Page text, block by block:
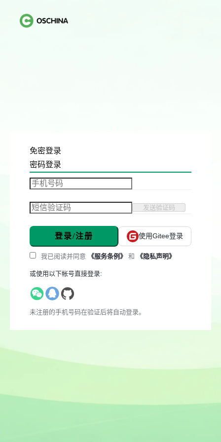
免密登录
密码登录
发送验证码
登录/注册 使用Gitee登录
我已阅读并同意 《服务条例》 和 《隐私声明》
或使用以下帐号直接登录:
未注册的手机号码在验证后将自动登录。